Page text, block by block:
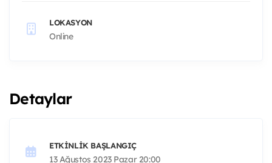
LOKASYON
Online
Detaylar
ETKINLIK BAŞLANGIÇ
13 Ağustos 2023 Pazar 20:00